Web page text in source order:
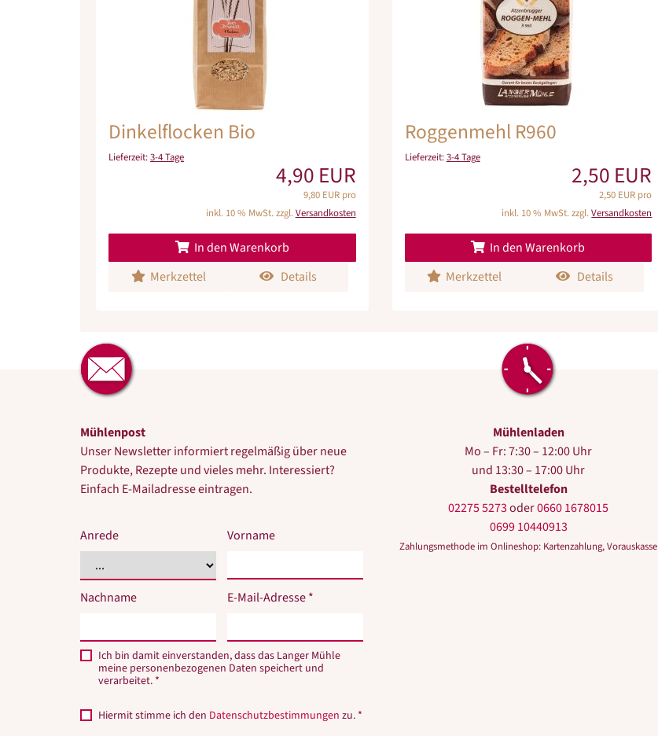
Dinkelflocken Bio
Lieferzeit:3-4 Tage
4,90 EUR
9,80 EUR pro
inkl. 10 % MwSt. zzgl.Versandkosten
In den Warenkorb
Merkzettel
Details
Roggenmehl R960
Lieferzeit:3-4 Tage
2,50 EUR
2,50 EUR pro
inkl. 10 % MwSt. zzgl.Versandkosten
In den Warenkorb
Merkzettel
Details
Mühlenpost
Unser Newsletter informiert regelmäßig über neue
Produkte, Rezepte und vieles mehr. Interessiert?
Einfach E-Mailadresse eintragen.
Anrede Vorname
Nachname E-Mail-Adresse *
Ich bin damit einverstanden, dass das Langer Mühle
meine personenbezogenen Daten speichert und
verarbeitet. *
Hiermit stimme ich den Datenschutzbestimmungen zu. *
Mühlenladen
Mo – Fr: 7:30 – 12:00 Uhr
und 13:30 – 17:00 Uhr
Bestelltelefon
02275 5273oder0660 1678015
0699 10440913
Zahlungsmethode im Onlineshop: Kartenzahlung, Vorauskasse